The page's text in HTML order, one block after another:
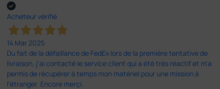
Acheteur vérifié
14 Mar 2025
Du fait de la défaillance de FedEx lors de la première tentative de
livraison, j'ai contacté le service client qui a été très réactif et m'a
permis de récupérer à temps mon matériel pour une mission à
l'étranger. Encore merçi.